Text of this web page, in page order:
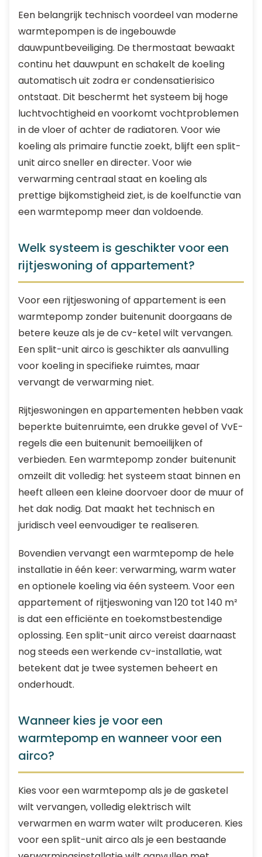
Een belangrijk technisch voordeel van moderne
warmtepompen is de ingebouwde
dauwpuntbeveiliging. De thermostaat bewaakt
continu het dauwpunt en schakelt de koeling
automatisch uit zodra er condensatierisico
ontstaat. Dit beschermt het systeem bij hoge
luchtvochtigheid en voorkomt vochtproblemen
in de vloer of achter de radiatoren. Voor wie
koeling als primaire functie zoekt, blijft een split-
unit airco sneller en directer. Voor wie
verwarming centraal staat en koeling als
prettige bijkomstigheid ziet, is de koelfunctie van
een warmtepomp meer dan voldoende.
Welk systeem is geschikter voor een
rijtjeswoning of appartement?
Voor een rijtjeswoning of appartement is een
warmtepomp zonder buitenunit doorgaans de
betere keuze als je de cv-ketel wilt vervangen.
Een split-unit airco is geschikter als aanvulling
voor koeling in specifieke ruimtes, maar
vervangt de verwarming niet.
Rijtjeswoningen en appartementen hebben vaak
beperkte buitenruimte, een drukke gevel of VvE-
regels die een buitenunit bemoeilijken of
verbieden. Een warmtepomp zonder buitenunit
omzeilt dit volledig: het systeem staat binnen en
heeft alleen een kleine doorvoer door de muur of
het dak nodig. Dat maakt het technisch en
juridisch veel eenvoudiger te realiseren.
Bovendien vervangt een warmtepomp de hele
installatie in één keer: verwarming, warm water
en optionele koeling via één systeem. Voor een
appartement of rijtjeswoning van 120 tot 140 m²
is dat een efficiënte en toekomstbestendige
oplossing. Een split-unit airco vereist daarnaast
nog steeds een werkende cv-installatie, wat
betekent dat je twee systemen beheert en
onderhoudt.
Wanneer kies je voor een
warmtepomp en wanneer voor een
airco?
Kies voor een warmtepomp als je de gasketel
wilt vervangen, volledig elektrisch wilt
verwarmen en warm water wilt produceren. Kies
voor een split-unit airco als je een bestaande